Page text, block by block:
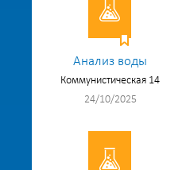
Анализ воды
Коммунистическая 14
24/10/2025